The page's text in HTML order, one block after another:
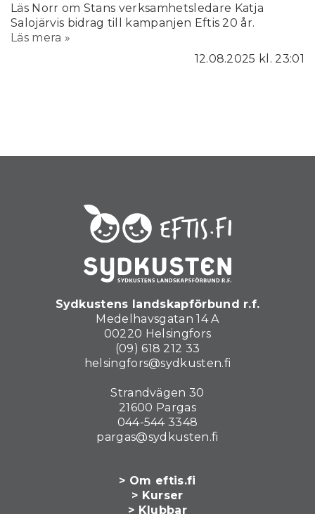
Läs Norr om Stans verksamhetsledare Katja
Salojärvis bidrag till kampanjen Eftis 20 år.
Läs mera »
12.08.2025 kl. 23:01
Sydkustens landskapförbund r.f.
Medelhavsgatan 14 A
00220 Helsingfors
(09) 618 212 33
helsingfors@sydkusten.fi
Strandvägen 30
21600 Pargas
044-544 3348
pargas@sydkusten.fi
> Om eftis.fi
> Kurser
> Klubbar